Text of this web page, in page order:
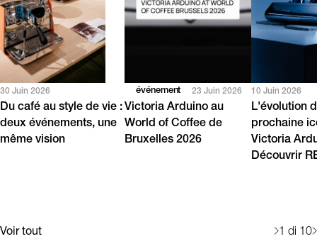
Voir tout 1 di 10
30 Juin 2026
Du café au style de vie :
deux événements, une
même vision
événement 23 Juin 2026
Victoria Arduino au
World of Coffee de
Bruxelles 2026
10 Juin 2026
L'évolution
prochaine
Victoria
Découvrir